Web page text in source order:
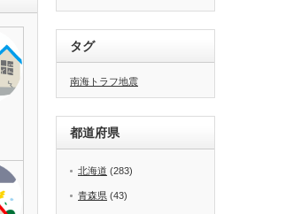
タグ
南海トラフ地震
都道府県
北海道 (283)
青森県 (43)